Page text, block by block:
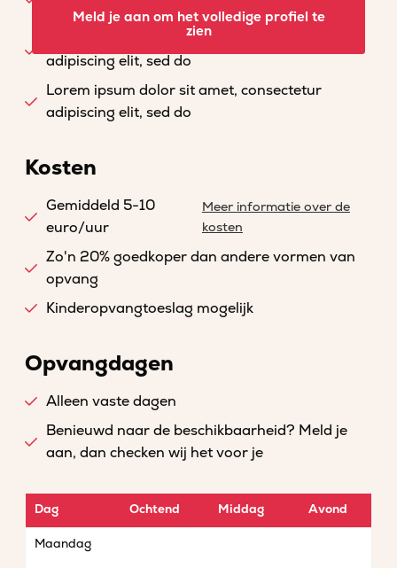
adipiscing elit, sed do
Lorem ipsum dolor sit amet, consectetur
adipiscing elit, sed do
Lorem ipsum dolor sit amet, consectetur
adipiscing elit, sed do
Meld je aan om het volledige profiel te
zien
Kosten
Gemiddeld 5-10
euro/uur
Meer informatie over de
kosten
Zo'n 20% goedkoper dan andere vormen van
opvang
Kinderopvangtoeslag mogelijk
Opvangdagen
Alleen vaste dagen
Benieuwd naar de beschikbaarheid? Meld je
aan, dan checken wij het voor je
Dag Ochtend Middag Avond
Maandag